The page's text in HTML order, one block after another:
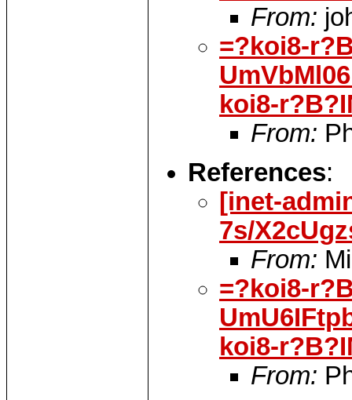
From:
=?koi8-
koi8-
From:
References:
[inet-
7s/
From:
=?koi8-
koi8-
From: